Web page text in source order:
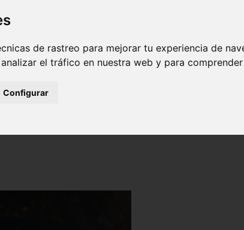
de rastreo para mejorar tu experiencia de
el tráfico en nuestra web y para
Configurar